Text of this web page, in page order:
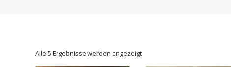
Alle 5 Ergebnisse werden angezeigt